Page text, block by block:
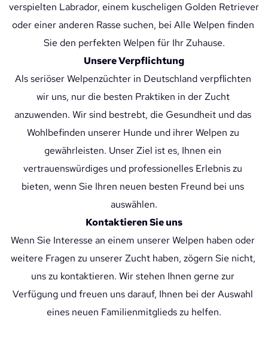
verspielten Labrador, einem kuscheligen Golden Retriever
oder einer anderen Rasse suchen, bei Alle Welpen finden
Sie den perfekten Welpen für Ihr Zuhause.
Unsere Verpflichtung
Als seriöser Welpenzüchter in Deutschland verpflichten
wir uns, nur die besten Praktiken in der Zucht
anzuwenden. Wir sind bestrebt, die Gesundheit und das
Wohlbefinden unserer Hunde und ihrer Welpen zu
gewährleisten. Unser Ziel ist es, Ihnen ein
vertrauenswürdiges und professionelles Erlebnis zu
bieten, wenn Sie Ihren neuen besten Freund bei uns
auswählen.
Kontaktieren Sie uns
Wenn Sie Interesse an einem unserer Welpen haben oder
weitere Fragen zu unserer Zucht haben, zögern Sie nicht,
uns zu kontaktieren. Wir stehen Ihnen gerne zur
Verfügung und freuen uns darauf, Ihnen bei der Auswahl
eines neuen Familienmitglieds zu helfen.